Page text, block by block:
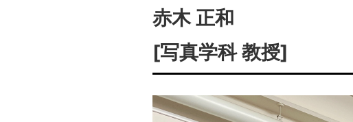
赤木 正和
[写真学科 教授]